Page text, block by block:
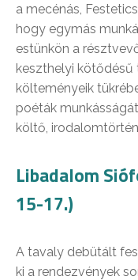
a mecénás,
hogy egymás
estünkön a
keszthelyi
költeményeik
poéták
költő,
Libadalom
15-17.)
A tavaly debütált
ki a rendezvények